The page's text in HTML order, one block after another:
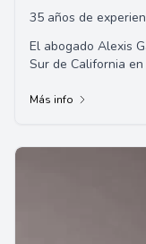
35 años de
El abogado Alexis
Sur de California
1985. Es corredor
Más info